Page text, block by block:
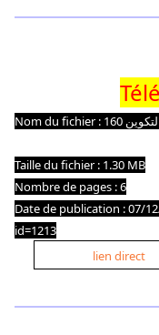
Taille du fichier : 1.30 MB
Nombre de pages : 6
Date de publication : 07/
id=1213
lien direct